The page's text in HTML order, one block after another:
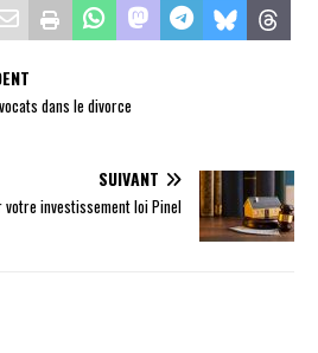
dans le divorce
SUIVANT
investissement loi Pinel